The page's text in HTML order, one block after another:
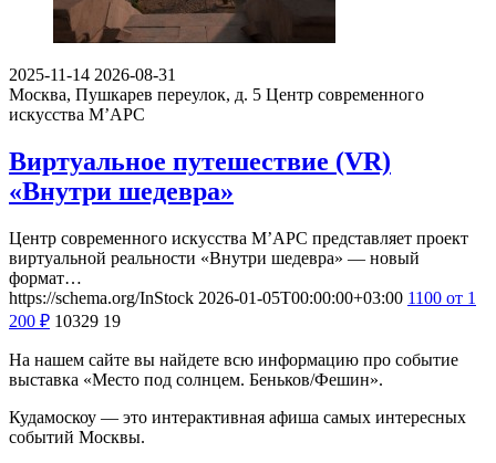
2025-11-14 2026-08-31
Москва, Пушкарев переулок, д. 5 Центр современного
искусства М’АРС
Виртуальное путешествие (VR)
«Внутри шедевра»
Центр современного искусства М’АРС представляет проект
виртуальной реальности «Внутри шедевра» — новый
формат…
https://schema.org/InStock 2026-01-05T00:00:00+03:00 1100 от 1
200 ₽ 10329 19
На нашем сайте вы найдете всю информацию про событие
выставка «Место под солнцем. Беньков/Фешин».
Кудамоскоу — это интерактивная афиша самых интересных
событий Москвы.